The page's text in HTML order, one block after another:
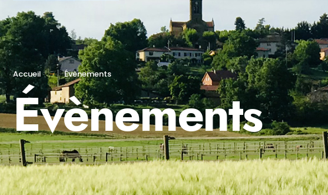
Accueil Évènements
Évènements